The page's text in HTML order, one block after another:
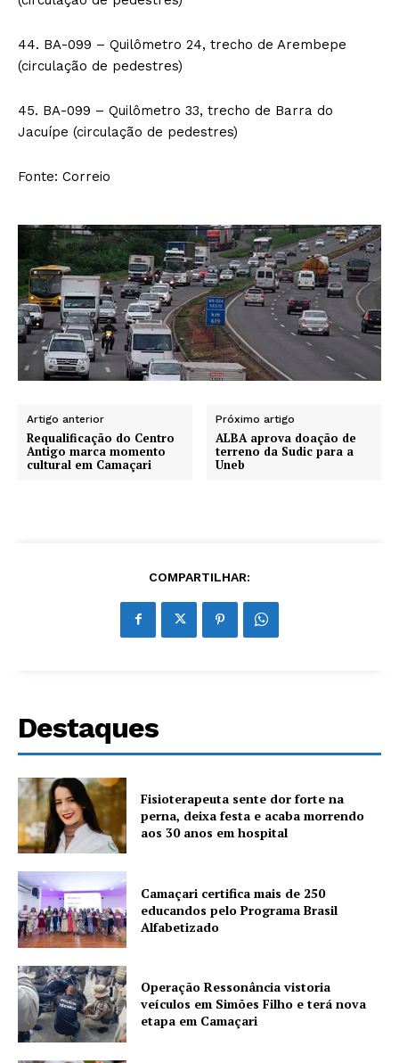
44. BA-099 – Quilômetro 24, trecho de Arembepe
(circulação de pedestres)
45. BA-099 – Quilômetro 33, trecho de Barra do
Jacuípe (circulação de pedestres)
Fonte: Correio
Artigo anterior
Requalificação do Centro
Antigo marca momento
cultural em Camaçari
Próximo artigo
ALBA aprova doação de
terreno da Sudic para a
Uneb
COMPARTILHAR:
Destaques
Fisioterapeuta sente dor forte na
perna, deixa festa e acaba morrendo
aos 30 anos em hospital
Camaçari certifica mais de 250
educandos pelo Programa Brasil
Alfabetizado
Operação Ressonância vistoria
veículos em Simões Filho e terá nova
etapa em Camaçari